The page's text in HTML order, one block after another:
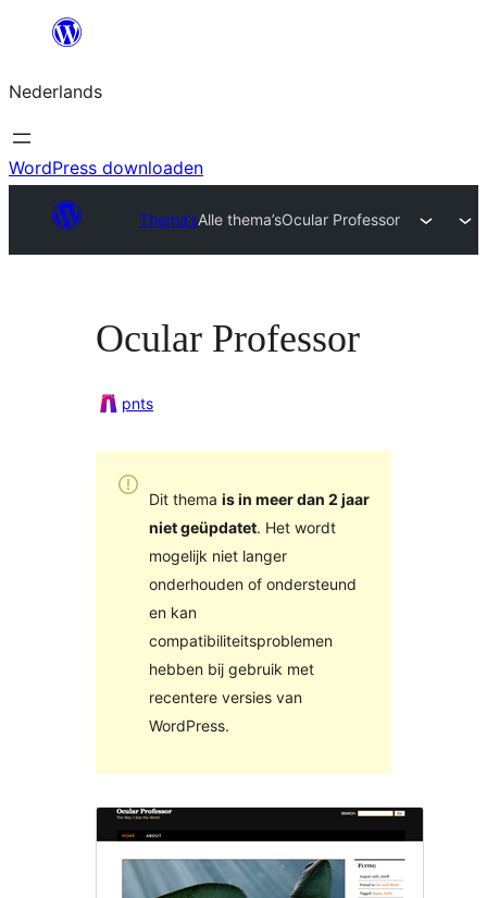
de
inhoud
Nederlands
WordPress downloaden
Thema’sAlle thema’sOcular Professor
Ocular Professor
pnts
Dit thema is in meer dan 2 jaar
niet geüpdatet. Het wordt
mogelijk niet langer
onderhouden of ondersteund
en kan
compatibiliteitsproblemen
hebben bij gebruik met
recentere versies van
WordPress.